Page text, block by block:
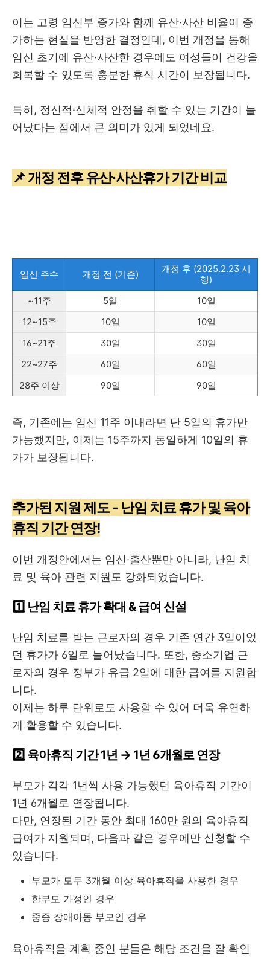
이는 고령 임신부 증가와 함께 유산·사산 비율이 증
가하는 현실을 반영한 결정인데, 이번 개정을 통해
임신 초기에 유산·사산한 경우에도 여성들이 건강을
회복할 수 있도록 충분한 휴식 시간이 보장됩니다.
특히, 정신적·신체적 안정을 취할 수 있는 기간이 늘
어났다는 점에서 큰 의미가 있게 되었네요.
📌 개정 전후 유산·사산휴가 기간 비교
임신 주수 개정 전 (기존)
개정 후 (2025.2.23 시
행)
~11주
5일
10일
12~15주
10일
10일
16~21주
30일
30일
22~27주
60일
60일
28주 이상
90일 90일
즉, 기존에는 임신 11주 이내라면 단 5일의 휴가만
가능했지만, 이제는 15주까지 동일하게 10일의 휴
가가 보장됩니다.
추가된 지원 제도 - 난임 치료 휴가 및 육아
휴직 기간 연장!
이번 개정안에서는 임신·출산뿐만 아니라, 난임 치
료 및 육아 관련 지원도 강화되었습니다.
1️⃣ 난임 치료 휴가 확대 & 급여 신설
난임 치료를 받는 근로자의 경우 기존 연간 3일이었
던 휴가가 6일로 늘어났습니다. 또한, 중소기업 근
로자의 경우 정부가 유급 2일에 대한 급여를 지원합
니다.
이제는 하루 단위로도 사용할 수 있어 더욱 유연하
게 활용할 수 있습니다.
2️⃣ 육아휴직 기간 1년 → 1년 6개월로 연장
부모가 각각 1년씩 사용 가능했던 육아휴직 기간이
1년 6개월로 연장됩니다.
다만, 연장된 기간 동안 최대 160만 원의 육아휴직
급여가 지원되며, 다음과 같은 경우에만 신청할 수
있습니다.
부모가 모두 3개월 이상 육아휴직을 사용한 경우
한부모 가정인 경우
중증 장애아동 부모인 경우
육아휴직을 계획 중인 분들은 해당 조건을 잘 확인